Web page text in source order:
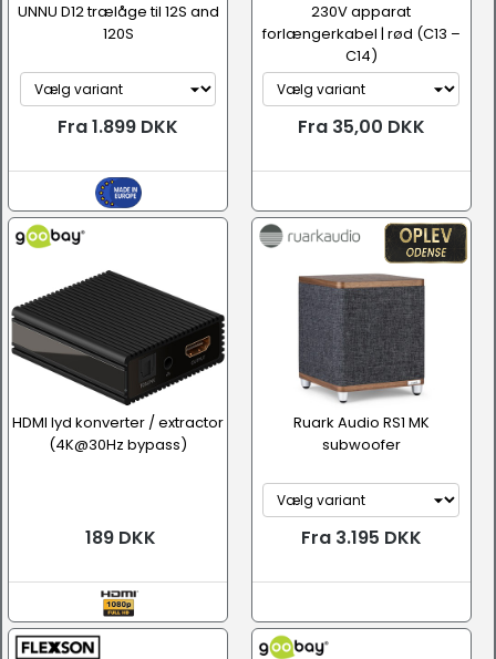
UNNU D12 trælåge til 12S and
120S
Fra 1.899 DKK
230V apparat
forlængerkabel | rød (C13 –
C14)
Fra 35,00 DKK
HDMI lyd konverter / extractor
(4K@30Hz bypass)
189 DKK
Ruark Audio RS1 MK
subwoofer
Fra 3.195 DKK